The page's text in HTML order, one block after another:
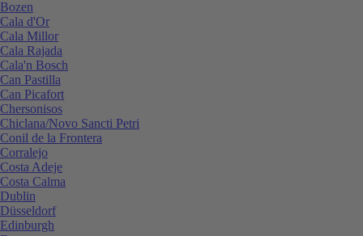
Bozen
Cala d'Or
Cala Millor
Cala Rajada
Cala'n Bosch
Can Pastilla
Can Picafort
Chersonisos
Chiclana/Novo Sancti Petri
Conil de la Frontera
Corralejo
Costa Adeje
Costa Calma
Dublin
Düsseldorf
Edinburgh